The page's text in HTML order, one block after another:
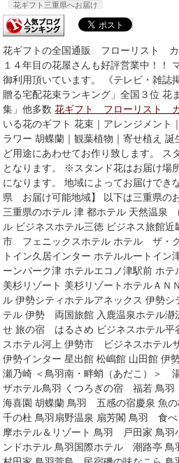
花ギフト三重県へお届け
花ギフトの全国通販 フローリスト カ
１４年目の花屋さんも好評営業中！！
御利用頂いています。 《テレビ・雑誌
贈る宅配花束ランキング」全国３位
集」他多数花ギフト フローリスト
いる花のギフト 花束｜アレンジメント
ラワー 胡蝶蘭｜観葉植物｜寄せ植え
ど用途にあわせてお作り致します。 ス
となります。 ※スタンド花はお届け場
になります。 地域によってお届けでき
県 お届け可能地域】 以下は三重県の
三重県のホテル 津 都ホテル 天然温泉
ル ビジネスホテル三徳 ビジネス旅館
市 フェニックスホテル ホテル ザ・
トイン久居インター ホテルルートイン
ーンパーク津 ホテルエコノ津駅前 ホ
美杉リゾート 美杉リゾートホテルＡＮ
ル 伊勢シティホテルアネックス 伊勢
テル 伊勢 両国旅館 入鹿温泉ホテル瀞
せ 旅の宿 はるさめ ビジネスホテル
スホテル河上 伊勢市 ビジネスホテル
伊勢インター 星出館 松嶋館 山田館
瀬乃崎 ＜鳥羽南・畔蛸（あだこ）＞
ザホテル鳥羽 くつろぎの宿 福若 鳥
海喜園 胡蝶蘭 鳥羽 五感の宿慶泉
千の杜 鳥羽扇野温泉 扇芳閣 鳥羽 食
摩ホテル＆リゾート 鳥羽 戸田家 鳥
ンドホテル 鳥羽国際ホテル 潮路亭